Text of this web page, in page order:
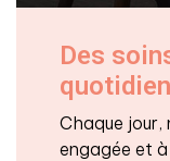
Des
Chaque jour,
engagée et à